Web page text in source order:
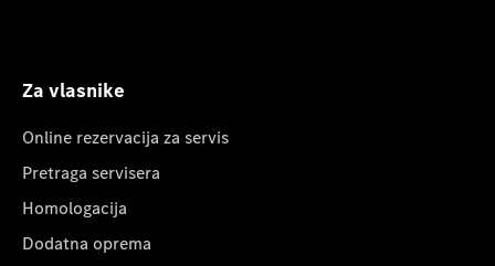
Za vlasnike
Online rezervacija za servis
Pretraga servisera
Homologacija
Dodatna oprema